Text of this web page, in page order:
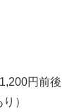
円前後
）